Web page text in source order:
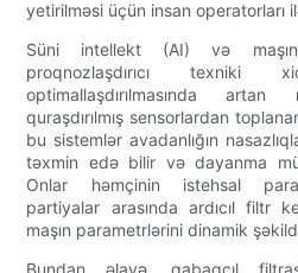
yetirilməsi üçün insan operatorları
Süni intellekt (AI) və maşın
proqnozlaşdırıcı texniki
optimallaşdırılmasında
quraşdırılmış sensorlardan
bu sistemlər avadanlığın
təxmin edə bilir və dayanma
Onlar həmçinin istehsal
partiyalar arasında ardıcıl filtr
maşın parametrlərini dinamik